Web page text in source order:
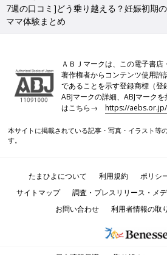
7週の口コミ]どう乗り越える？妊娠初期
ママ体験まとめ
ＡＢＪマークは、この電子書店
著作権者からコンテンツ使用許
であることを示す登録商標（登
ABJマークの詳細、ABJマーク
はこちら→https://aebs.or.jp/
本サイトに掲載されている記事・写真・イラスト等
す。
たまひよについて 利用規約 ポリシ
サイトマップ
調査・プレスリリース・メ
お問い合わせ
利用者情報の取